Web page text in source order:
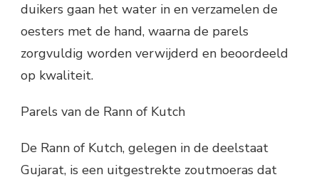
duikers gaan het water in en verzamelen de
oesters met de hand, waarna de parels
zorgvuldig worden verwijderd en beoordeeld
op kwaliteit.
Parels van de Rann of Kutch
De Rann of Kutch, gelegen in de deelstaat
Gujarat, is een uitgestrekte zoutmoeras dat